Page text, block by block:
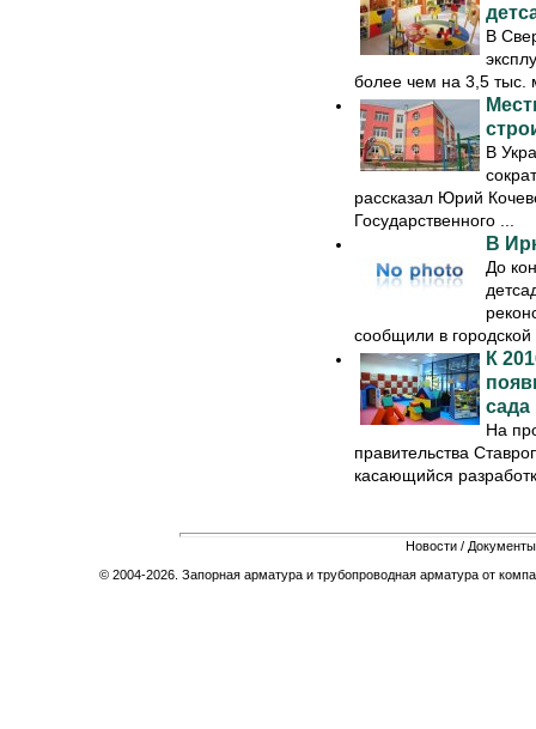
В
более чем на 3,5 тыс.
В
рассказал Юрий
Государственного ...
В
До
сообщили в городской
К
сада
На
правительства
касающийся
Новости / Документы
© 2004-2026. Запорная арматура и трубопроводная арматура от